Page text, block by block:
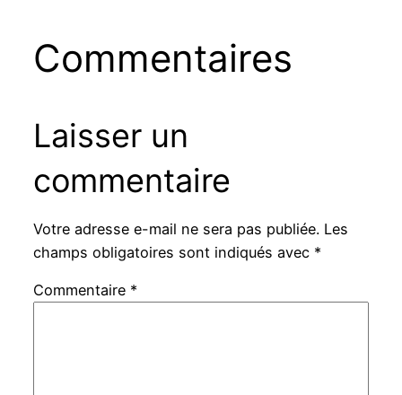
Commentaires
Laisser un
commentaire
Votre adresse e-mail ne sera pas publiée. Les
champs obligatoires sont indiqués avec *
Commentaire *